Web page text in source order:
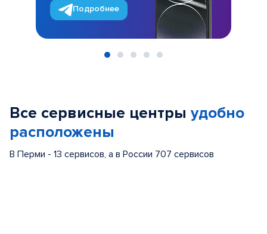
Подробнее
Все сервисные центры удобно
расположены
В Перми - 13 сервисов, а в России 707 сервисов